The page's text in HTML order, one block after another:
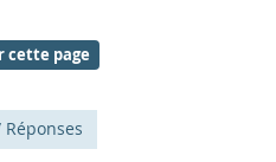
cette page